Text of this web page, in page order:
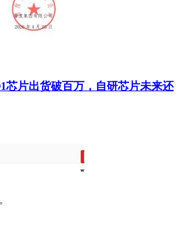
芯片出货破百万，自研芯片未来还